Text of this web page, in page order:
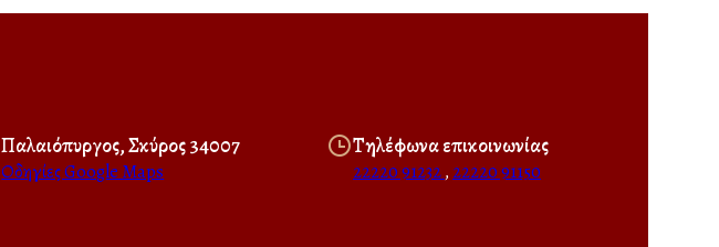
Παλαιόπυργος, Σκύρος 34007
Οδηγίες Google Maps
Τηλέφωνα επικοινωνίας
22220 91232, 22220 91150